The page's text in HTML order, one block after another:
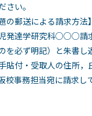
さい。
の郵送による請求方法】
発達学研究科○○○請
を必ず明記）と朱書し
貼付・受取人の住所，
校事務担当宛に請求し